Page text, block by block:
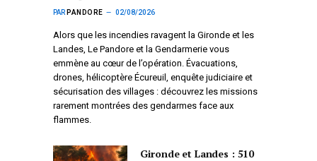
PAR PANDORE 02/08/2026
Alors que les incendies ravagent la Gironde et les
Landes, Le Pandore et la Gendarmerie vous
emmène au cœur de l’opération. Évacuations,
drones, hélicoptère Écureuil, enquête judiciaire et
sécurisation des villages : découvrez les missions
rarement montrées des gendarmes face aux
flammes.
Gironde et Landes : 510